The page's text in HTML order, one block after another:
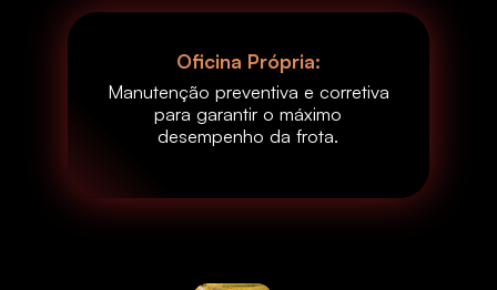
Oficina Própria:
Manutenção preventiva e corretiva
para garantir o máximo
desempenho da frota.